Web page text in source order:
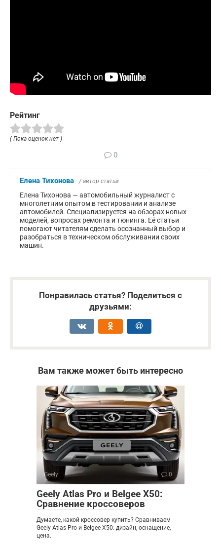
Рейтинг
( Пока оценок нет )
0
Елена Тихонова / автор статьи
Елена Тихонова — автомобильный журналист с
многолетним опытом в тестировании и анализе
автомобилей. Специализируется на обзорах новых
моделей, вопросах ремонта и тюнинга. Её статьи
помогают читателям сделать осознанный выбор и
разобраться в техническом обслуживании своих
машин.
Понравилась статья? Поделиться с
друзьями:
Вам также может быть интересно
Geely 0
Geely Atlas Pro и Belgee X50:
Сравнение кроссоверов
Думаете, какой кроссовер купить? Сравниваем
Geely Atlas Pro и Belgee X50: дизайн, оснащение,
цена.